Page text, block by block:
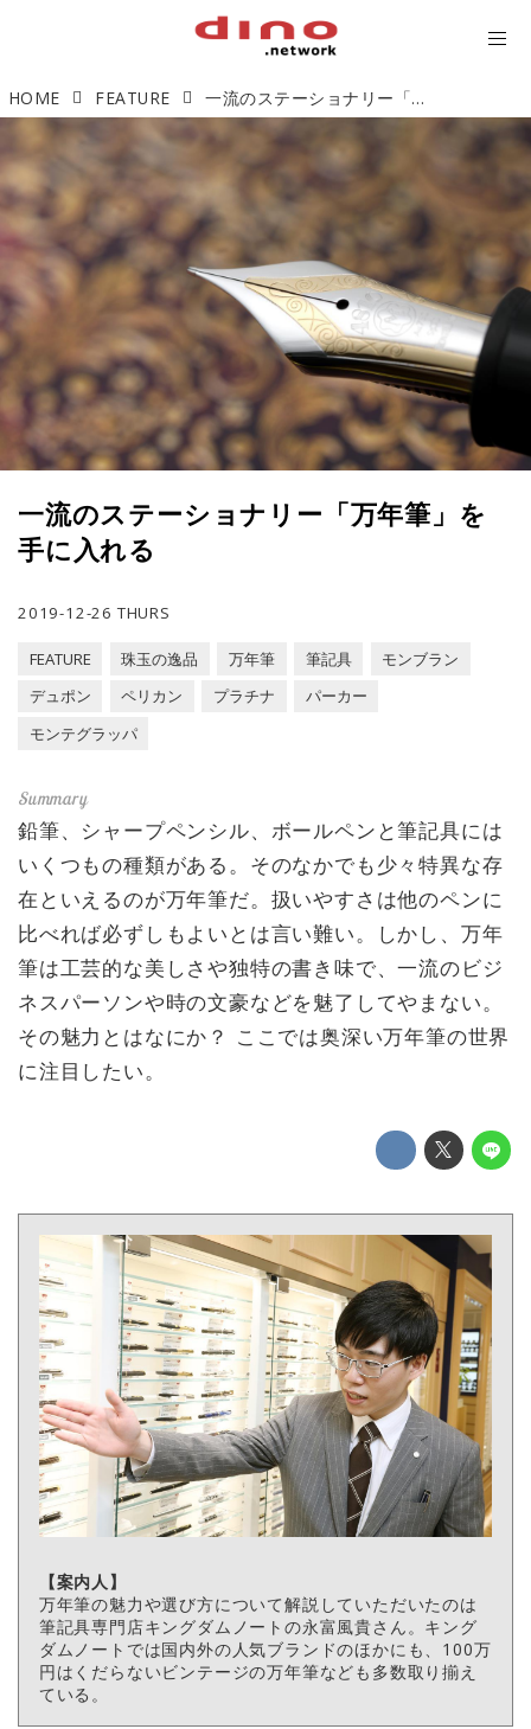
HOME FEATURE 一流のステーショナリー「万年筆」を手に入れる
一流のステーショナリー「万年筆」を
手に入れる
2019-12-26 THURS
FEATURE 珠玉の逸品 万年筆 筆記具
モンブラン
デュポン
ペリカン プラチナ
パーカー
モンテグラッパ
鉛筆、シャープペンシル、ボールペンと筆記具には
いくつもの種類がある。そのなかでも少々特異な存
在といえるのが万年筆だ。扱いやすさは他のペンに
比べれば必ずしもよいとは言い難い。しかし、万年
筆は工芸的な美しさや独特の書き味で、一流のビジ
ネスパーソンや時の文豪などを魅了してやまない。
その魅力とはなにか？ ここでは奥深い万年筆の世界
に注目したい。
【案内人】
万年筆の魅力や選び方について解説していただいたのは
筆記具専門店キングダムノートの永富風貴さん。キング
ダムノートでは国内外の人気ブランドのほかにも、100万
円はくだらないビンテージの万年筆なども多数取り揃え
ている。